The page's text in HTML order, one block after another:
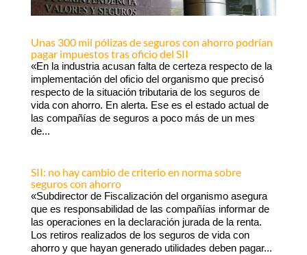
Unas 300 mil pólizas de seguros con ahorro podrían
pagar impuestos tras oficio del SII
«En la industria acusan falta de certeza respecto de la
implementación del oficio del organismo que precisó
respecto de la situación tributaria de los seguros de
vida con ahorro. En alerta. Ese es el estado actual de
las compañías de seguros a poco más de un mes
de...
SII: no hay cambio de criterio en norma sobre
seguros con ahorro
«Subdirector de Fiscalización del organismo asegura
que es responsabilidad de las compañías informar de
las operaciones en la declaración jurada de la renta.
Los retiros realizados de los seguros de vida con
ahorro y que hayan generado utilidades deben pagar...